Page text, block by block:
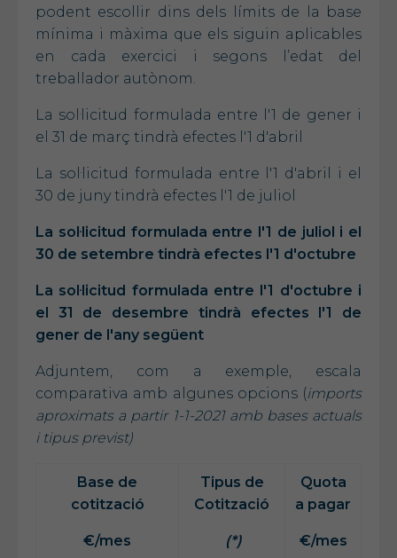
podent escollir dins dels límits de la base
mínima i màxima que els siguin aplicables
en cada exercici i segons l’edat del
treballador autònom.
La sol·licitud formulada entre l'1 de gener i
el 31 de març tindrà efectes l'1 d'abril
La sol·licitud formulada entre l'1 d'abril i el
30 de juny tindrà efectes l'1 de juliol
La sol·licitud formulada entre l'1 de juliol i el
30 de setembre tindrà efectes l'1 d'octubre
La sol·licitud formulada entre l'1 d'octubre i
el 31 de desembre tindrà efectes l'1 de
gener de l'any següent
Adjuntem, com a exemple, escala
comparativa amb algunes opcions (imports
aproximats a partir 1-1-2021 amb bases actuals
i tipus previst)
Base de
cotització
€/mes
Tipus de
Cotització
(*)
Quota
a pagar
€/mes